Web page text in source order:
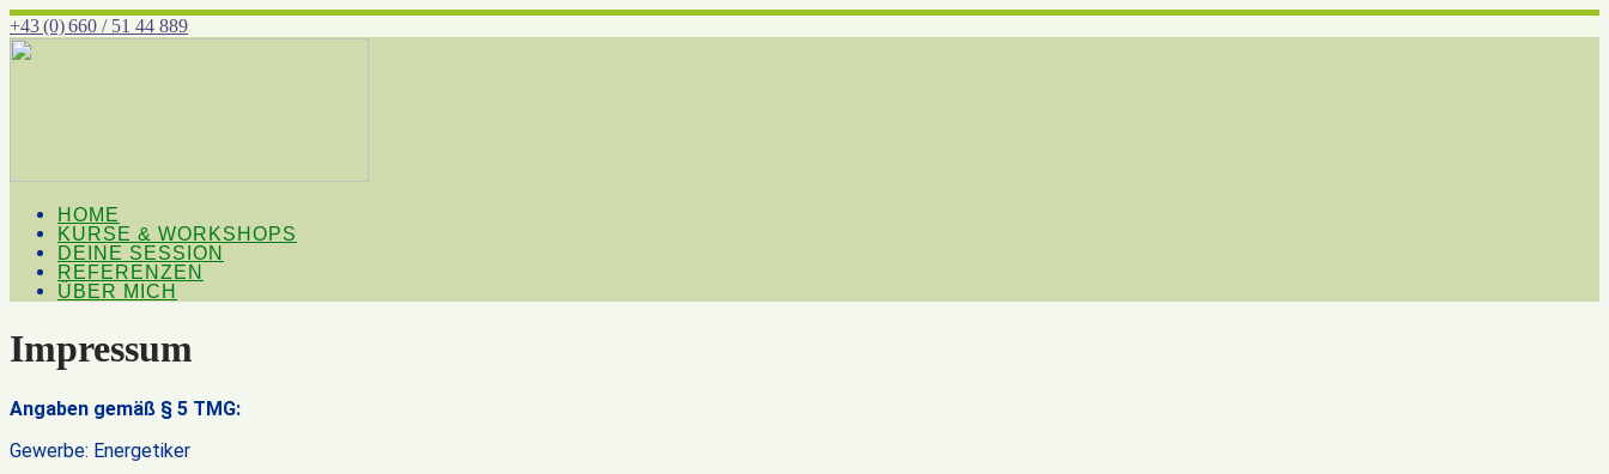
+43 (0) 660 / 51 44 889
HOME
KURSE & WORKSHOPS
DEINE SESSION
REFERENZEN
ÜBER MICH
Impressum
Angaben gemäß § 5 TMG:
Gewerbe: Energetiker